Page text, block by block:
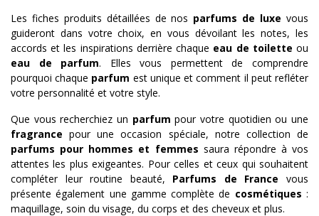
Les fiches produits détaillées de nos parfums de luxe vous
guideront dans votre choix, en vous dévoilant les notes, les
accords et les inspirations derrière chaque eau de toilette ou
eau de parfum. Elles vous permettent de comprendre
pourquoi chaque parfum est unique et comment il peut refléter
votre personnalité et votre style.
Que vous recherchiez un parfum pour votre quotidien ou une
fragrance pour une occasion spéciale, notre collection de
parfums pour hommes et femmes saura répondre à vos
attentes les plus exigeantes. Pour celles et ceux qui souhaitent
compléter leur routine beauté, Parfums de France vous
présente également une gamme complète de cosmétiques :
maquillage, soin du visage, du corps et des cheveux et plus.